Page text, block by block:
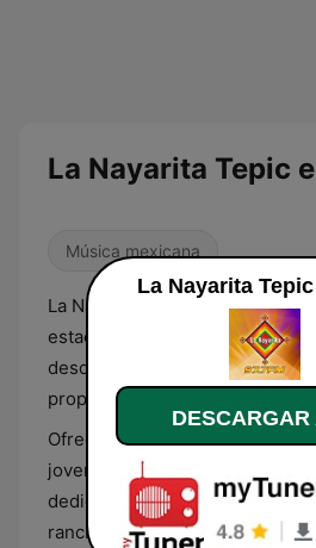
La Nayarita Tepic
Música mexicana
La Nayarita, nombre comercial
estación de radio grupera que
desde Tepic, Nayarit, en la
propiedad del grupo Radiorama.
Ofrece una programación
joven y adulto, con diversos
dedicados a los géneros
ranchero y grupero,
La Nayarita
DESCARGAR